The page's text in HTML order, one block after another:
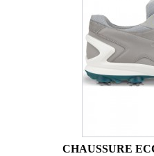
CHAUSSURE